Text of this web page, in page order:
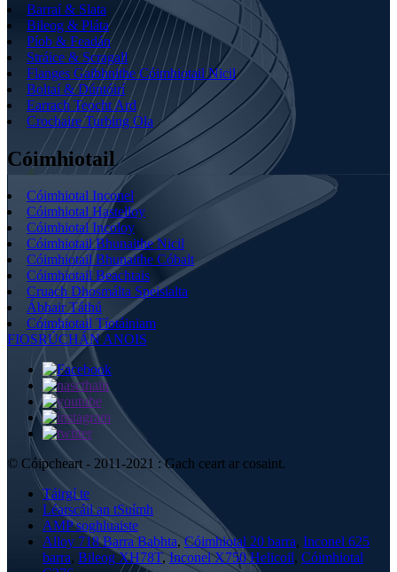
Barraí & Slata
Bileog & Pláta
Píob & Feadán
Stráice & Scragall
Flanges Gaibhnithe Cóimhiotail Nicil
Boltaí & Dúntóirí
Earrach Teocht Ard
Crochaire Turbing Ola
Cóimhiotail
Cóimhiotal Inconel
Cóimhiotal Hastelloy
Cóimhiotal Incoloy
Cóimhiotail Bhunaithe Nicil
Cóimhiotail Bhunaithe Cóbalt
Cóimhiotail Beachtais
Cruach Dhosmálta Speisialta
Ábhair Táthú
Cóimhiotail Tíotáiniam
FIOSRÚCHÁN ANOIS
© Cóipcheart - 2011-2021 : Gach ceart ar cosaint.
Táirgí te
Léarscáil an tSuímh
AMP soghluaiste
Alloy 718 Barra Babhta,Cóimhiotal 20 barra, Inconel 625
barra, Bileog XH78T,Inconel X750 Helicoil, Cóimhiotal